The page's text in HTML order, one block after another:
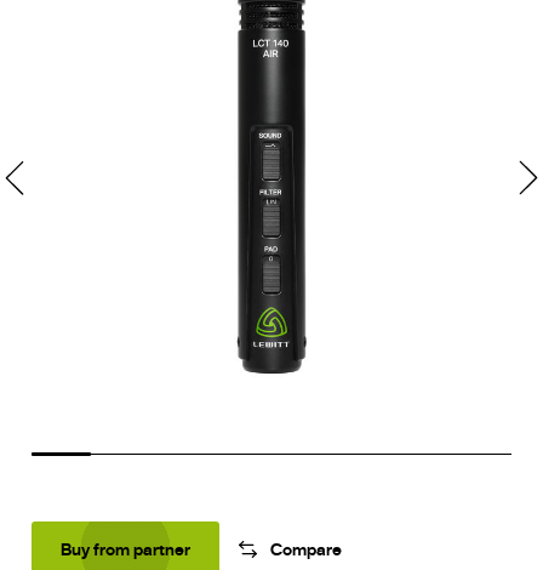
Buy from partner Compare